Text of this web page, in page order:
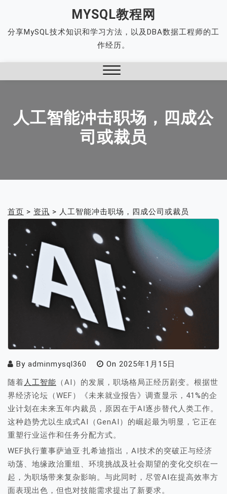
content
MYSQL教程网
分享MySQL技术知识和学习方法，以及DBA数据工程师的工
作经历。
人工智能冲击职场，四成公
司或裁员
首页 > 资讯 > 人工智能冲击职场，四成公司或裁员
By adminmysql360 On 2025年1月15日
随着人工智能 （AI）的发展，职场格局正经历剧变。根据世
界经济论坛（WEF）《未来就业报告》调查显示，41%的企
业计划在未来五年内裁员，原因在于AI逐步替代人类工作。
这种趋势尤以生成式AI（GenAI）的崛起最为明显，它正在
重塑行业运作和任务分配方式。
WEF执行董事萨迪亚·扎希迪指出，AI技术的突破正与经济
动荡、地缘政治重组、环境挑战及社会期望的变化交织在一
起，为职场带来复杂影响。与此同时，尽管AI在提高效率方
面表现出色，但也对技能需求提出了新要求。